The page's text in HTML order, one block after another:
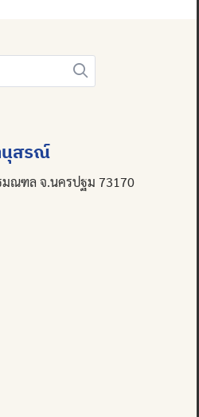
นุสรณ์
ณฑล จ.นครปฐม 73170